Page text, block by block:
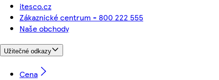
itesco.cz
Zákaznické centrum - 800 222 555
Naše obchody
Užitečné odkazy
Cena